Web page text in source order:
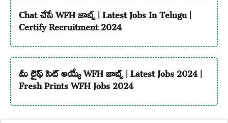
Chat చేసే WFH జాబ్స్ | Latest Jobs In Telugu |
Certify Recruitment 2024
మీ లైఫ్ సెట్ అయ్యే WFH జాబ్స్ | Latest Jobs 2024 |
Fresh Prints WFH Jobs 2024